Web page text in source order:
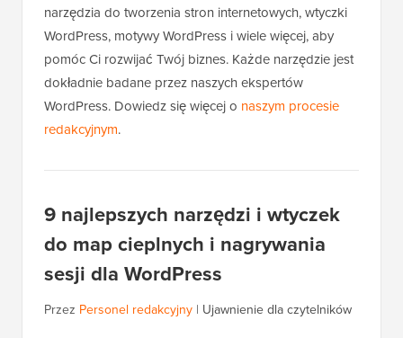
narzędzia do tworzenia stron internetowych, wtyczki
WordPress, motywy WordPress i wiele więcej, aby
pomóc Ci rozwijać Twój biznes. Każde narzędzie jest
dokładnie badane przez naszych ekspertów
WordPress. Dowiedz się więcej o naszym procesie
redakcyjnym.
9 najlepszych narzędzi i wtyczek
do map cieplnych i nagrywania
sesji dla WordPress
Przez Personel redakcyjny | Ujawnienie dla czytelników